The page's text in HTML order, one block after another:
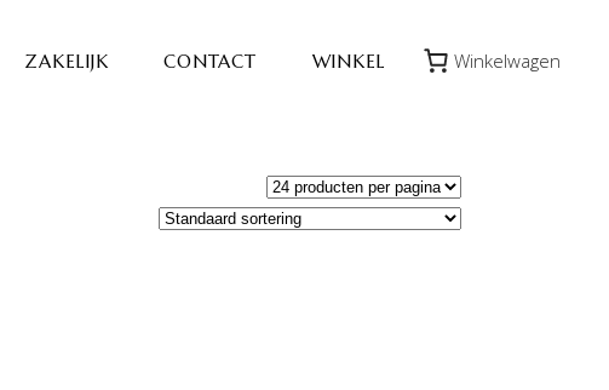
ZAKELIJK CONTACT WINKEL Winkelwagen